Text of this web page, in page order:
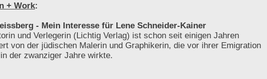
+ Work:
- Mein Interesse für Lene Schneider-Kainer
und Verlegerin (Lichtig Verlag) ist schon seit einigen Jahren
von der jüdischen Malerin und Graphikerin, die vor ihrer Emigration
der zwanziger Jahre wirkte.